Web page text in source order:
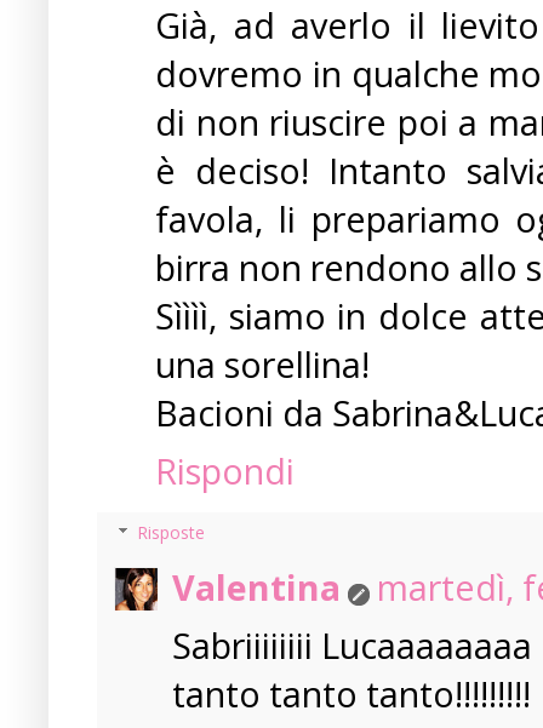
Già, ad averlo il
dovremo in qualche
di non riuscire poi a
è deciso! Intanto
favola, li prepariamo
birra non rendono allo
Sìììì, siamo in dolce
una sorellina!
Bacioni da
Rispondi
Risposte
Valentina
martedì,
Sabriiiiiiii
tanto tanto tanto!!!!!!!!!